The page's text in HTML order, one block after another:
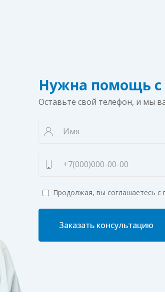
Нужна помощь с
Оставьте свой телефон, и мы
Продолжая, вы соглашаетесь с
Заказать консультацию